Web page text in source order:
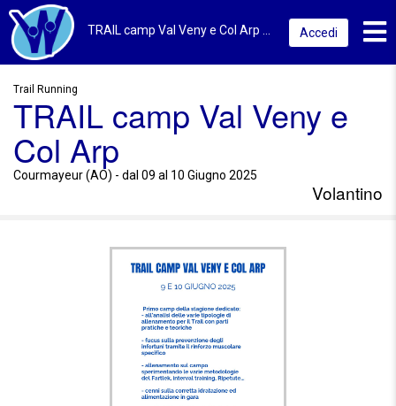
Accedi
Trail Running
TRAIL camp Val Veny e
Col Arp
Courmayeur (AO) - dal 09 al 10 Giugno 2025
Volantino